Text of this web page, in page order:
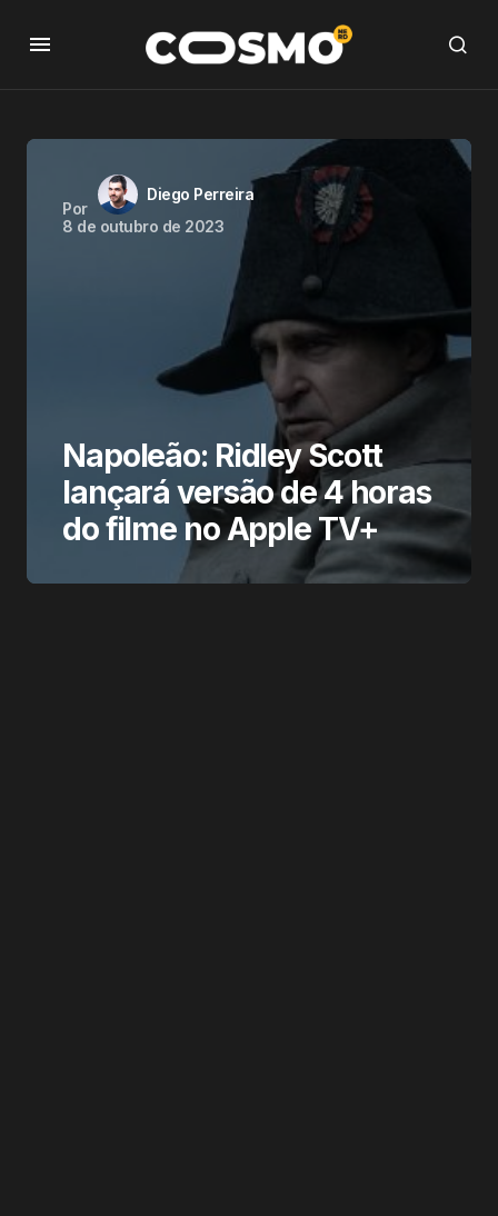
Por
Diego Perreira
8 de outubro de 2023
Napoleão: Ridley Scott
lançará versão de 4 horas
do filme no Apple TV+